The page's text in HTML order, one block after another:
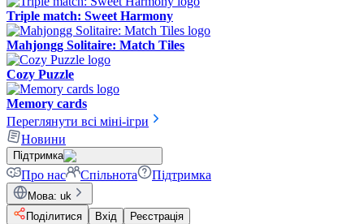
Triple match: Sweet Harmony
Mahjongg Solitaire: Match Tiles
Cozy Puzzle
Memory cards
Переглянути всі міні-ігри
Новини
Підтримка
Про нас Спільнота Підтримка
Мова: uk
Поділитися
Вхід
Реєстрація